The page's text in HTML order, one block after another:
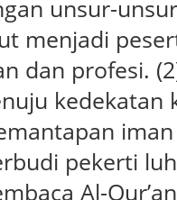
unsur-
menjadi
dan profesi.
kedekatan
pekerti
Al-